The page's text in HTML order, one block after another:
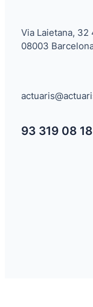
Via Laietana, 32
08003
93 319 08 18